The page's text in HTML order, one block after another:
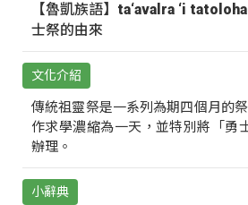
【魯凱族語】ta‘avalra ‘i
士祭的由來
文化介紹
傳統祖靈祭是一系列為期四個月的
作求學濃縮為一天，並特別將「勇
辦理。
小辭典